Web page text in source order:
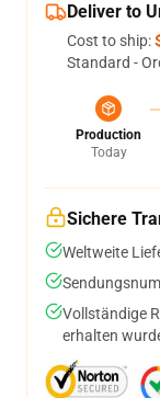
Deliver to
Cost to ship:
Standard -
Production
Today
Sichere
Weltweite
Vollständige
erhalten